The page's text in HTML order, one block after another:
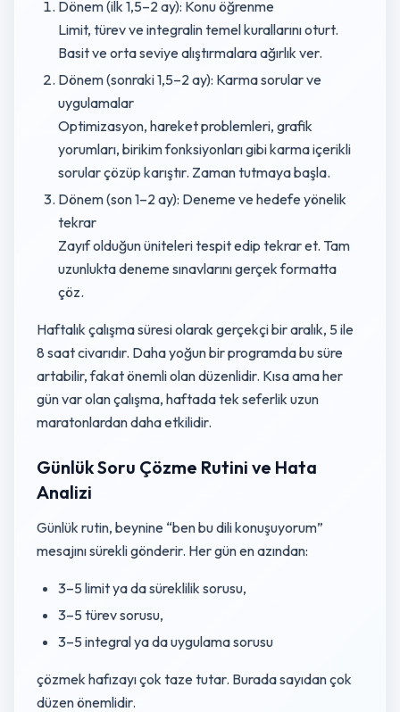
Dönem (ilk 1,5–2 ay): Konu öğrenme
Limit, türev ve integralin temel kurallarını oturt.
Basit ve orta seviye alıştırmalara ağırlık ver.
Dönem (sonraki 1,5–2 ay): Karma sorular ve
uygulamalar
Optimizasyon, hareket problemleri, grafik
yorumları, birikim fonksiyonları gibi karma içerikli
sorular çözüp karıştır. Zaman tutmaya başla.
Dönem (son 1–2 ay): Deneme ve hedefe yönelik
tekrar
Zayıf olduğun üniteleri tespit edip tekrar et. Tam
uzunlukta deneme sınavlarını gerçek formatta
çöz.
Haftalık çalışma süresi olarak gerçekçi bir aralık, 5 ile
8 saat civarıdır. Daha yoğun bir programda bu süre
artabilir, fakat önemli olan düzenlidir. Kısa ama her
gün var olan çalışma, haftada tek seferlik uzun
maratonlardan daha etkilidir.
Günlük Soru Çözme Rutini ve Hata
Analizi
Günlük rutin, beynine “ben bu dili konuşuyorum”
mesajını sürekli gönderir. Her gün en azından:
3–5 limit ya da süreklilik sorusu,
3–5 türev sorusu,
3–5 integral ya da uygulama sorusu
çözmek hafızayı çok taze tutar. Burada sayıdan çok
düzen önemlidir.